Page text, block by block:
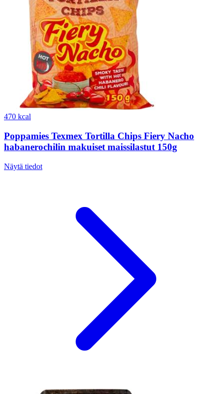
470 kcal
Poppamies Texmex Tortilla Chips Fiery Nacho
habanerochilin makuiset maissilastut 150g
Näytä tiedot